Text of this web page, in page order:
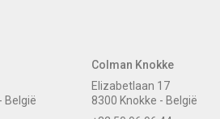
België
Colman Knokke
Elizabetlaan 17
8300 Knokke - België